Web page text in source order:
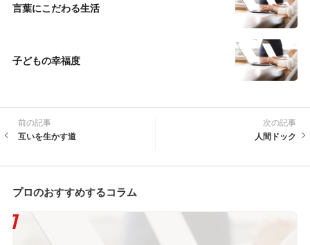
言葉にこだわる生活
子どもの幸福度
前の記事
互いを生かす道
次の記事
人間ドック
プロのおすすめするコラム